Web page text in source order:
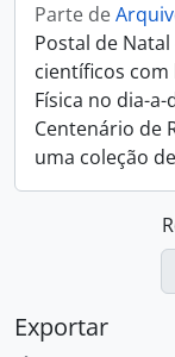
Parte de
Postal de
científicos com
Física no dia-
Centenário de
uma coleção
Exportar